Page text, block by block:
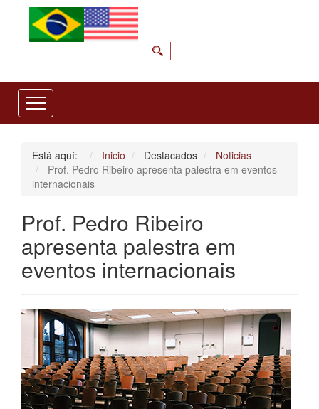
Está aquí: Inicio Destacados
Noticias
Prof. Pedro Ribeiro apresenta palestra em eventos
internacionais
Prof. Pedro Ribeiro
apresenta palestra em
eventos internacionais